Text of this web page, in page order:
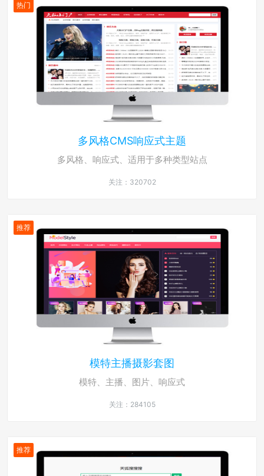
热门
多风格CMS响应式主题
多风格、响应式、适用于多种类型站点
关注：320702
推荐
模特主播摄影套图
模特、主播、图片、响应式
关注：284105
推荐